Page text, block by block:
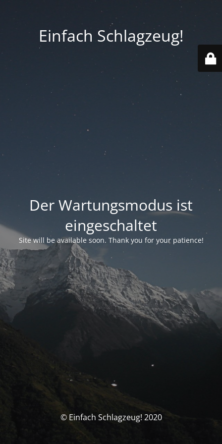
Einfach Schlagzeug!
Der Wartungsmodus ist
eingeschaltet
Site will be available soon. Thank you for your patience!
© Einfach Schlagzeug! 2020